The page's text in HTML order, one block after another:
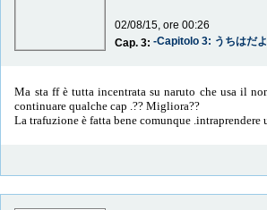
02/08/15, ore 00:26
Cap. 3:-Capitolo 3: うちはだ
Ma sta ff è tutta incentrata su naruto che usa il
continuare qualche cap .?? Migliora??
La trafuzione è fatta bene comunque